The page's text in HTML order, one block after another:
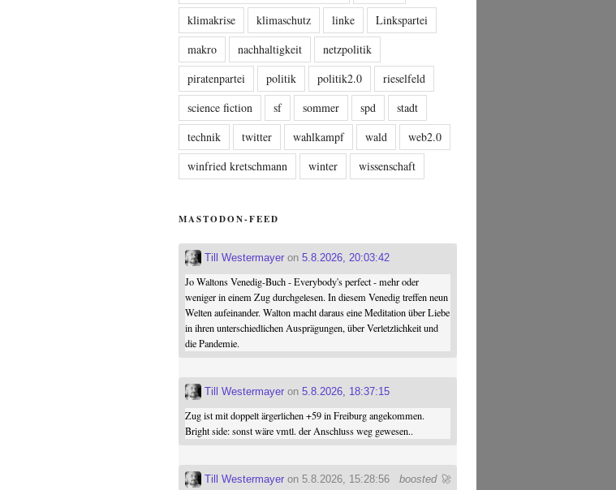
klimakrise
klimaschutz linke
Linkspartei
makro
nachhaltigkeit
netzpolitik
piratenpartei
politik politik2.0
rieselfeld
science fiction
sf sommer spd
stadt
technik
twitter wahlkampf wald
web2.0
winfried kretschmann
winter wissenschaft
MASTODON-FEED
Till Westermayer on5.8.2026, 20:03:42
Jo Waltons Venedig-Buch - Everybody's perfect - mehr oder
weniger in einem Zug durchgelesen. In diesem Venedig treffen neun
Welten aufeinander. Walton macht daraus eine Meditation über Liebe
in ihren unterschiedlichen Ausprägungen, über Verletzlichkeit und
die Pandemie.
Till Westermayer on5.8.2026, 18:37:15
Zug ist mit doppelt ärgerlichen +59 in Freiburg angekommen.
Bright side: sonst wäre vmtl. der Anschluss weg gewesen..
boosted 🚀
Till Westermayer on 5.8.2026, 15:28:56